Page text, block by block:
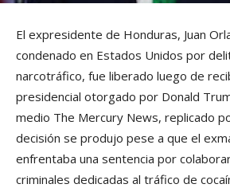
El expresidente de Honduras, Juan
condenado en Estados Unidos por
narcotráfico, fue liberado luego de
presidencial otorgado por Donald
medio The Mercury News, replicado
decisión se produjo pese a que el
enfrentaba una sentencia por
criminales dedicadas al tráfico de